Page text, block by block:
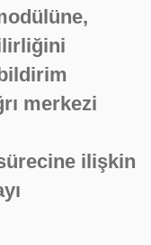
merkezi
ilişkin